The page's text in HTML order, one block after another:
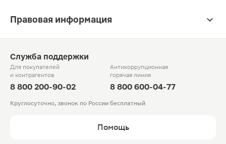
Правовая информация
Служба поддержки
Для покупателей
и контрагентов
8 800 200-90-02
Антикоррупционная
горячая линия
8 800 600-04-77
Круглосуточно, звонок по России бесплатный
Помощь